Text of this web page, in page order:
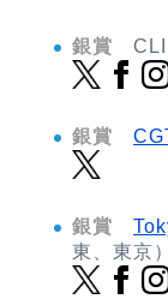
銀賞
銀賞
銀賞
東、東京）